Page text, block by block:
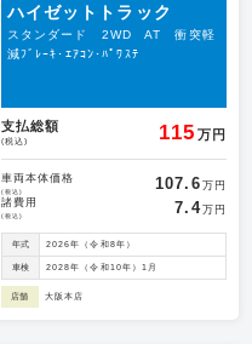
ハイゼットトラック
スタンダード 2WD AT 衝突軽
減ﾌﾞﾚｰｷ･ｴｱｺﾝ･ﾊﾟﾜｽﾃ
支払総額
(税込) 115 万円
車両本体価格
(税込) 107.6 万円
諸費用
(税込) 7.4万円
年式 2026年（令和8年）
車検 2028年（令和10年）1月
店舗 大阪本店